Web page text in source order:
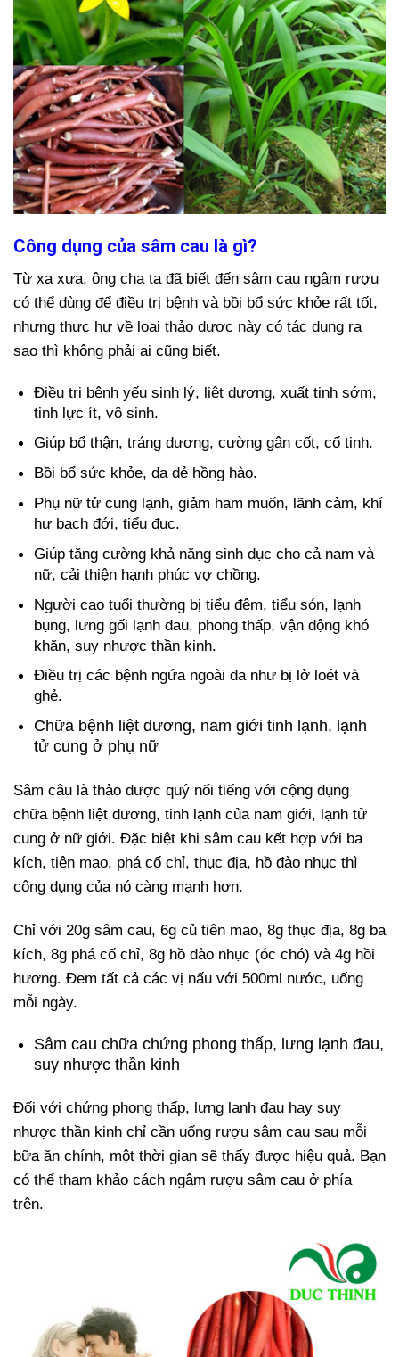
Công dụng của sâm cau là gì?
Từ xa xưa, ông cha ta đã biết đến sâm cau ngâm rượu
có thể dùng để điều trị bệnh và bồi bổ sức khỏe rất tốt,
nhưng thực hư về loại thảo dược này có tác dụng ra
sao thì không phải ai cũng biết.
Điều trị bệnh yếu sinh lý, liệt dương, xuất tinh sớm,
tinh lực ít, vô sinh.
Giúp bổ thận, tráng dương, cường gân cốt, cố tinh.
Bồi bổ sức khỏe, da dẻ hồng hào.
Phụ nữ tử cung lạnh, giảm ham muốn, lãnh cảm, khí
hư bạch đới, tiểu đục.
Giúp tăng cường khả năng sinh dục cho cả nam và
nữ, cải thiện hạnh phúc vợ chồng.
Người cao tuổi thường bị tiểu đêm, tiểu són, lạnh
bụng, lưng gối lạnh đau, phong thấp, vận động khó
khăn, suy nhược thần kinh.
Điều trị các bệnh ngứa ngoài da như bị lở loét và
ghẻ.
Chữa bệnh liệt dương, nam giới tinh lạnh, lạnh
tử cung ở phụ nữ
Sâm câu là thảo dược quý nổi tiếng với cộng dụng
chữa bệnh liệt dương, tinh lạnh của nam giới, lạnh tử
cung ở nữ giới. Đặc biệt khi sâm cau kết hợp với ba
kích, tiên mao, phá cố chỉ, thục địa, hồ đào nhục thì
công dụng của nó càng mạnh hơn.
Chỉ với 20g sâm cau, 6g củ tiên mao, 8g thục địa, 8g ba
kích, 8g phá cố chỉ, 8g hồ đào nhục (óc chó) và 4g hồi
hương. Đem tất cả các vị nấu với 500ml nước, uống
mỗi ngày.
Sâm cau chữa chứng phong thấp, lưng lạnh đau,
suy nhược thần kinh
Đối với chứng phong thấp, lưng lạnh đau hay suy
nhược thần kinh chỉ cần uống rượu sâm cau sau mỗi
bữa ăn chính, một thời gian sẽ thấy được hiệu quả. Bạn
có thể tham khảo cách ngâm rượu sâm cau ở phía
trên.